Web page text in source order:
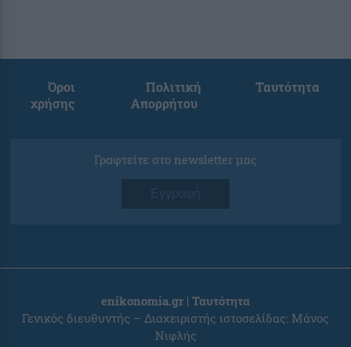
Όροι
χρήσης
Πολιτική
Απορρήτου
Ταυτότητα
Γραφτείτε στο newsletter μας
Εγγραφή
enikonomia.gr | Ταυτότητα
Γενικός διευθυντής – Διαχειριστής ιστοσελίδας: Μάνος
Νιφλής